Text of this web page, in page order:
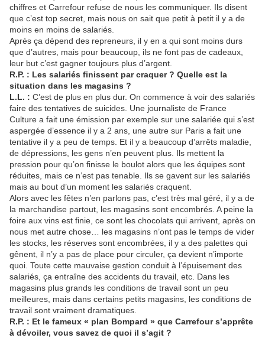
chiffres et Carrefour refuse de nous les communiquer. Ils disent
que c’est top secret, mais nous on sait que petit à petit il y a de
moins en moins de salariés.
Après ça dépend des repreneurs, il y en a qui sont moins durs
que d’autres, mais pour beaucoup, ils ne font pas de cadeaux,
leur but c’est gagner toujours plus d’argent.
R.P. : Les salariés finissent par craquer ? Quelle est la
situation dans les magasins ?
L.L. : C’est de plus en plus dur. On commence à voir des salariés
faire des tentatives de suicides. Une journaliste de France
Culture a fait une émission par exemple sur une salariée qui s’est
aspergée d’essence il y a 2 ans, une autre sur Paris a fait une
tentative il y a peu de temps. Et il y a beaucoup d’arrêts maladie,
de dépressions, les gens n’en peuvent plus. Ils mettent la
pression pour qu’on finisse le boulot alors que les équipes sont
réduites, mais ce n’est pas tenable. Ils se gavent sur les salariés
mais au bout d’un moment les salariés craquent.
Alors avec les fêtes n’en parlons pas, c’est très mal géré, il y a de
la marchandise partout, les magasins sont encombrés. A peine la
foire aux vins est finie, ce sont les chocolats qui arrivent, après on
nous met autre chose… les magasins n’ont pas le temps de vider
les stocks, les réserves sont encombrées, il y a des palettes qui
gênent, il n’y a pas de place pour circuler, ça devient n’importe
quoi. Toute cette mauvaise gestion conduit à l’épuisement des
salariés, ça entraîne des accidents du travail, etc. Dans les
magasins plus grands les conditions de travail sont un peu
meilleures, mais dans certains petits magasins, les conditions de
travail sont vraiment dramatiques.
R.P. : Et le fameux « plan Bompard » que Carrefour s’apprête
à dévoiler, vous savez de quoi il s’agit ?